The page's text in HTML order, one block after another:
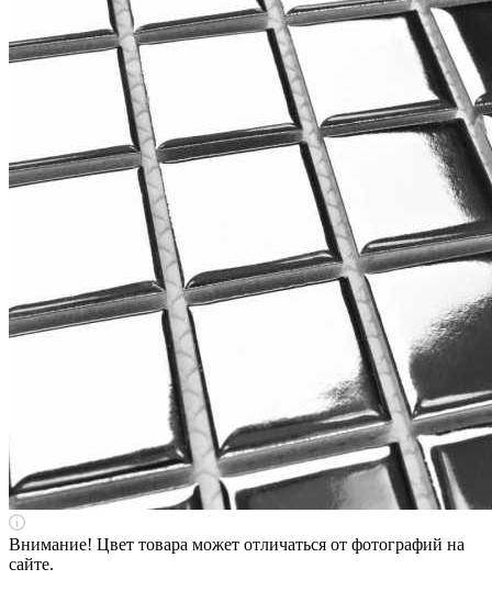
Внимание! Цвет товара может отличаться от фотографий на
сайте.